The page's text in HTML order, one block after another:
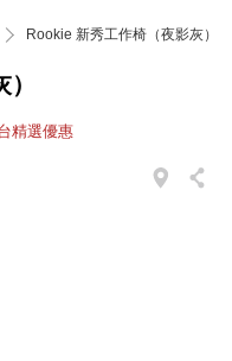
Rookie 新秀工作椅（夜影灰）
精選優惠